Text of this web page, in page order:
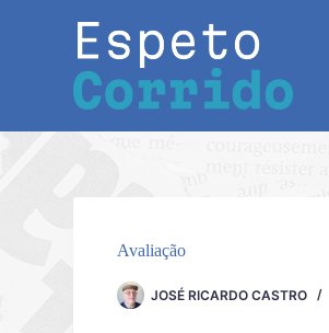
Avaliação
JOSÉ RICARDO CASTRO